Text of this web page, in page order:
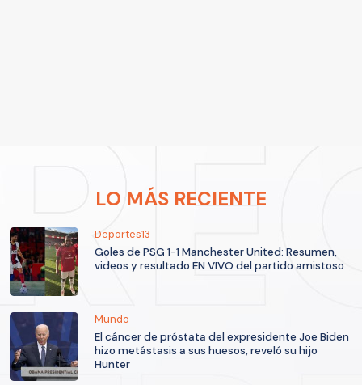
LO MÁS RECIENTE
Deportes13
Goles de PSG 1-1 Manchester United: Resumen,
videos y resultado EN VIVO del partido amistoso
Mundo
El cáncer de próstata del expresidente Joe Biden
hizo metástasis a sus huesos, reveló su hijo
Hunter